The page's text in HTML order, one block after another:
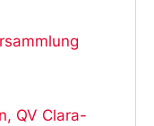
QV Clara-